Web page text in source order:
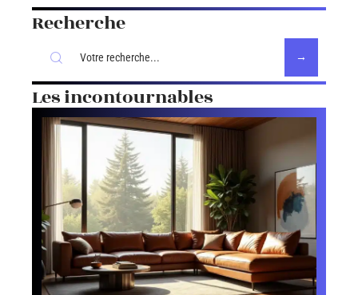
Recherche
Les incontournables